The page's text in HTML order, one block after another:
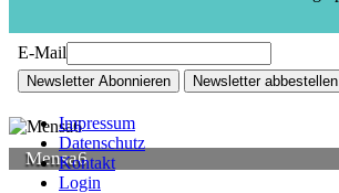
Mensa6
E-Mail
Newsletter Abonnieren Newsletter abbestellen
Impressum
Datenschutz
Kontakt
Login